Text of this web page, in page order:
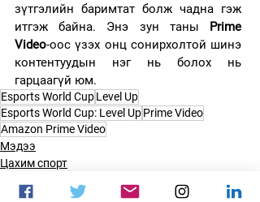
зүтгэлийн баримтат болж чадна гэж
итгэж байна. Энэ зун таны
Prime
Video-оос үзэх онц сонирхолтой шинэ
контентуудын нэг нь болох нь
гарцаагүй юм.
Esports World CupLevel Up
Esports World Cup: Level UpPrime Video
Amazon Prime Video
Мэдээ
Цахим спорт